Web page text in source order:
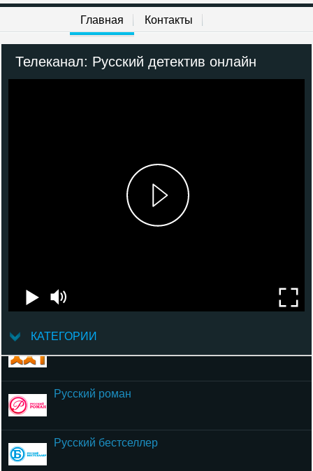
Главная Контакты
Телеканал: Русский детектив онлайн
КАТЕГОРИИ
Amedia 1
Русский роман
Русский бестселлер